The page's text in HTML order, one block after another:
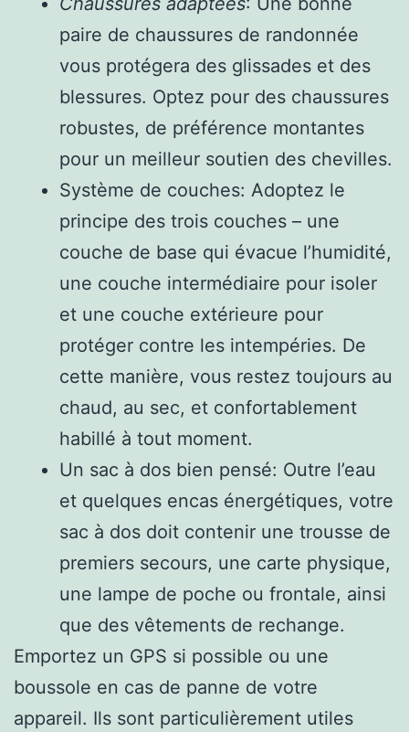
paire de chaussures de randonnée
vous protégera des glissades et des
blessures. Optez pour des chaussures
robustes, de préférence montantes
pour un meilleur soutien des chevilles.
Système de couches: Adoptez le
principe des trois couches – une
couche de base qui évacue l’humidité,
une couche intermédiaire pour isoler
et une couche extérieure pour
protéger contre les intempéries. De
cette manière, vous restez toujours au
chaud, au sec, et confortablement
habillé à tout moment.
Un sac à dos bien pensé: Outre l’eau
et quelques encas énergétiques, votre
sac à dos doit contenir une trousse de
premiers secours, une carte physique,
une lampe de poche ou frontale, ainsi
que des vêtements de rechange.
Emportez un GPS si possible ou une
boussole en cas de panne de votre
appareil. Ils sont particulièrement utiles